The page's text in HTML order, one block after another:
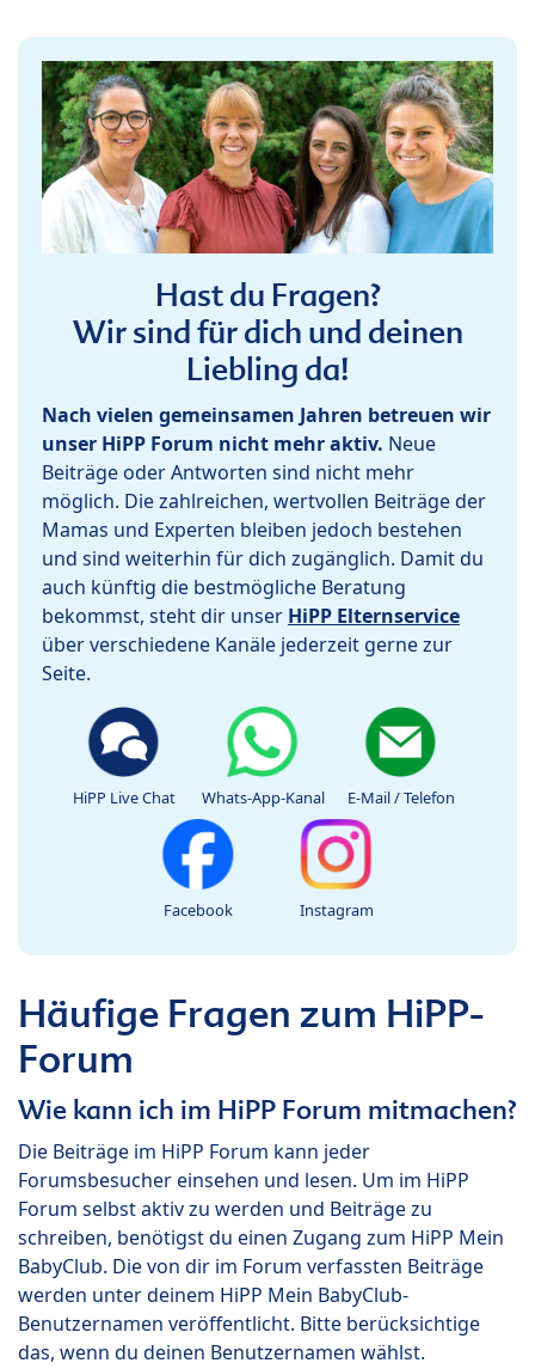
Hast du Fragen?
Wir sind für dich und deinen
Liebling da!
Nach vielen gemeinsamen Jahren betreuen wir
unser HiPP Forum nicht mehr aktiv. Neue
Beiträge oder Antworten sind nicht mehr
möglich. Die zahlreichen, wertvollen Beiträge der
Mamas und Experten bleiben jedoch bestehen
und sind weiterhin für dich zugänglich. Damit du
auch künftig die bestmögliche Beratung
bekommst, steht dir unser HiPP Elternservice
über verschiedene Kanäle jederzeit gerne zur
Seite.
HiPP Live Chat Whats-App-Kanal E-Mail / Telefon
Facebook Instagram
Häufige Fragen zum HiPP-
Forum
Wie kann ich im HiPP Forum mitmachen?
Die Beiträge im HiPP Forum kann jeder
Forumsbesucher einsehen und lesen. Um im HiPP
Forum selbst aktiv zu werden und Beiträge zu
schreiben, benötigst du einen Zugang zum HiPP Mein
BabyClub. Die von dir im Forum verfassten Beiträge
werden unter deinem HiPP Mein BabyClub-
Benutzernamen veröffentlicht. Bitte berücksichtige
das, wenn du deinen Benutzernamen wählst.